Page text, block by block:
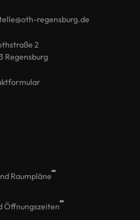
regensburg.de
2
Regensburg
Raumpläne
Öffnungszeiten